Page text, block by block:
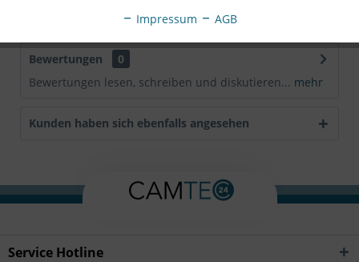
Bewertungen
0
Bewertungen lesen, schreiben und diskutieren... mehr
Kunden haben sich ebenfalls angesehen
Service Hotline
Impressum AGB